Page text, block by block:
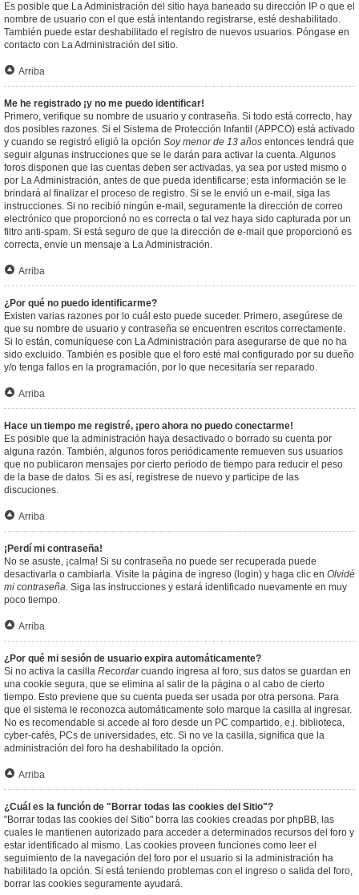
Es posible que La Administración del sitio haya baneado su dirección IP o que el
nombre de usuario con el que está intentando registrarse, esté deshabilitado.
También puede estar deshabilitado el registro de nuevos usuarios. Póngase en
contacto con La Administración del sitio.
Arriba
Me he registrado ¡y no me puedo identificar!
Primero, verifique su nombre de usuario y contraseña. Si todo está correcto, hay
dos posibles razones. Si el Sistema de Protección Infantil (APPCO) está activado
y cuando se registró eligió la opción Soy menor de 13 años entonces tendrá que
seguir algunas instrucciones que se le darán para activar la cuenta. Algunos
foros disponen que las cuentas deben ser activadas, ya sea por usted mismo o
por La Administración, antes de que pueda identificarse; esta información se le
brindará al finalizar el proceso de registro. Si se le envió un e-mail, siga las
instrucciones. Si no recibió ningún e-mail, seguramente la dirección de correo
electrónico que proporcionó no es correcta o tal vez haya sido capturada por un
filtro anti-spam. Si está seguro de que la dirección de e-mail que proporcionó es
correcta, envíe un mensaje a La Administración.
Arriba
¿Por qué no puedo identificarme?
Existen varias razones por lo cuál esto puede suceder. Primero, asegúrese de
que su nombre de usuario y contraseña se encuentren escritos correctamente.
Si lo están, comuníquese con La Administración para asegurarse de que no ha
sido excluido. También es posible que el foro esté mal configurado por su dueño
y/o tenga fallos en la programación, por lo que necesitaría ser reparado.
Arriba
Hace un tiempo me registré, ¡pero ahora no puedo conectarme!
Es posible que la administración haya desactivado o borrado su cuenta por
alguna razón. También, algunos foros periódicamente remueven sus usuarios
que no publicaron mensajes por cierto periodo de tiempo para reducir el peso
de la base de datos. Si es así, registrese de nuevo y participe de las
discuciones.
Arriba
¡Perdí mi contraseña!
No se asuste, ¡calma! Si su contraseña no puede ser recuperada puede
desactivarla o cambiarla. Visite la página de ingreso (login) y haga clic en Olvidé
mi contraseña. Siga las instrucciones y estará identificado nuevamente en muy
poco tiempo.
Arriba
¿Por qué mi sesión de usuario expira automáticamente?
Si no activa la casilla Recordarcuando ingresa al foro, sus datos se guardan en
una cookie segura, que se elimina al salir de la página o al cabo de cierto
tiempo. Esto previene que su cuenta pueda ser usada por otra persona. Para
que el sistema le reconozca automáticamente solo marque la casilla al ingresar.
No es recomendable si accede al foro desde un PC compartido, e.j. biblioteca,
cyber-cafés, PCs de universidades, etc. Si no ve la casilla, significa que la
administración del foro ha deshabilitado la opción.
Arriba
¿Cuál es la función de "Borrar todas las cookies del Sitio"?
"Borrar todas las cookies del Sitio" borra las cookies creadas por phpBB, las
cuales le mantienen autorizado para acceder a determinados recursos del foro y
estar identificado al mismo. Las cookies proveen funciones como leer el
seguimiento de la navegación del foro por el usuario si la administración ha
habilitado la opción. Si está teniendo problemas con el ingreso o salida del foro,
borrar las cookies seguramente ayudará.